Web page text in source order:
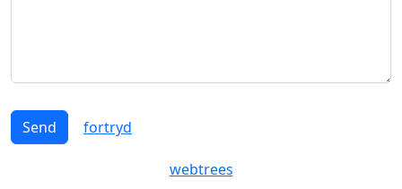
Send fortryd
webtrees